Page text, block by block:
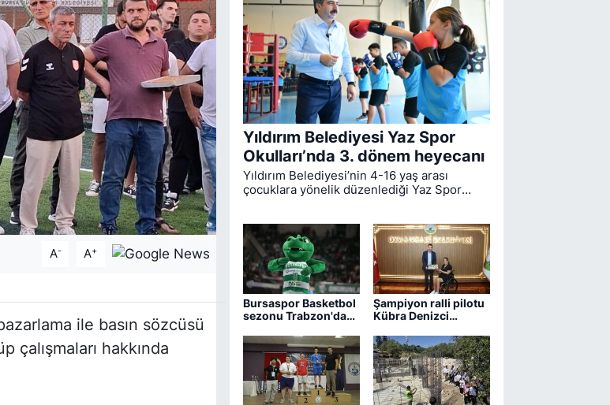
A- A+
ile basın sözcüsü
çalışmaları hakkında
Yıldırım Belediyesi Yaz Spor
Okulları’nda 3. dönem heyecanı
Yıldırım Belediyesi’nin 4-16 yaş arası
çocuklara yönelik düzenlediği Yaz Spor
devam ediyor.
Bursaspor Basketbol
sezonu Trabzon'da
Şampiyon ralli pilotu
Kübra Denizci
Aydın’a ziyaret